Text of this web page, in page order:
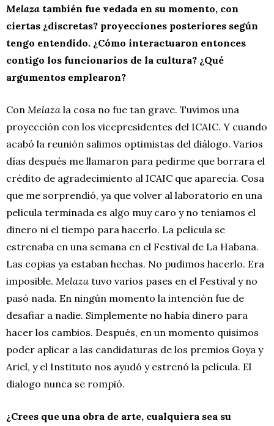
Melaza también fue vedada en su momento, con
ciertas ¿discretas? proyecciones posteriores según
tengo entendido. ¿Cómo interactuaron entonces
contigo los funcionarios de la cultura? ¿Qué
argumentos emplearon?
Con Melaza la cosa no fue tan grave. Tuvimos una
proyección con los vicepresidentes del ICAIC. Y cuando
acabó la reunión salimos optimistas del diálogo. Varios
días después me llamaron para pedirme que borrara el
crédito de agradecimiento al ICAIC que aparecía. Cosa
que me sorprendió, ya que volver al laboratorio en una
película terminada es algo muy caro y no teníamos el
dinero ni el tiempo para hacerlo. La película se
estrenaba en una semana en el Festival de La Habana.
Las copias ya estaban hechas. No pudimos hacerlo. Era
imposible. Melaza tuvo varios pases en el Festival y no
pasó nada. En ningún momento la intención fue de
desafiar a nadie. Simplemente no había dinero para
hacer los cambios. Después, en un momento quisimos
poder aplicar a las candidaturas de los premios Goya y
Ariel, y el Instituto nos ayudó y estrenó la película. El
dialogo nunca se rompió.
¿Crees que una obra de arte, cualquiera sea su